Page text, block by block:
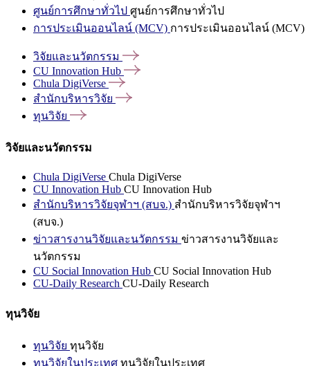
ศูนย์การศึกษาทั่วไป ศูนย์การศึกษาทั่วไป
การประเมินออนไลน์ (MCV) การประเมินออนไลน์ (MCV)
วิจัยและนวัตกรรม
CU Innovation Hub
Chula DigiVerse
สำนักบริหารวิจัย
ทุนวิจัย
วิจัยและนวัตกรรม
Chula DigiVerse Chula DigiVerse
CU Innovation Hub CU Innovation Hub
สำนักบริหารวิจัยจุฬาฯ (สบจ.) สำนักบริหารวิจัยจุฬาฯ
(สบจ.)
ข่าวสารงานวิจัยและนวัตกรรม ข่าวสารงานวิจัยและ
นวัตกรรม
CU Social Innovation Hub CU Social Innovation Hub
CU-Daily Research CU-Daily Research
ทุนวิจัย
ทุนวิจัย ทุนวิจัย
ทุนวิจัยในประเทศ ทุนวิจัยในประเทศ